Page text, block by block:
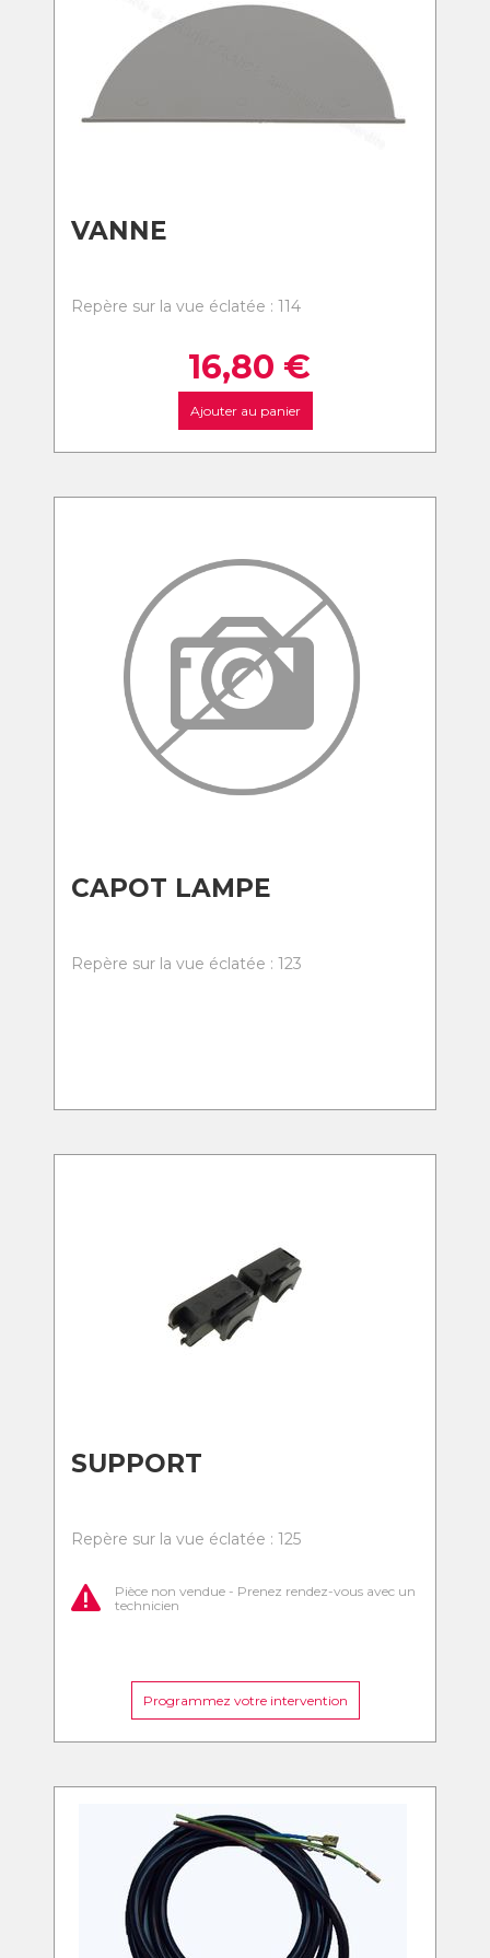
VANNE
Repère sur la vue éclatée : 114
16,80 €
Ajouter au panier
CAPOT LAMPE
Repère sur la vue éclatée : 123
SUPPORT
Repère sur la vue éclatée : 125
Pièce non vendue - Prenez rendez-vous avec un
technicien
Programmez votre intervention